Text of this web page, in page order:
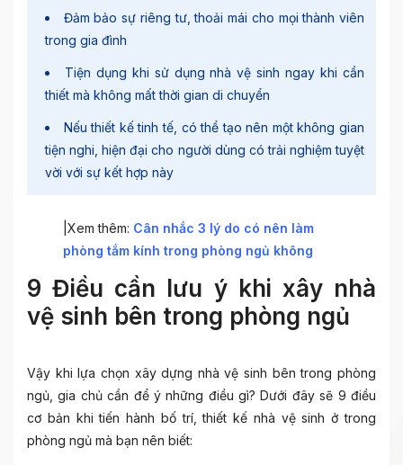
Đảm bảo sự riêng tư, thoải mái cho mọi thành viên
trong gia đình
Tiện dụng khi sử dụng nhà vệ sinh ngay khi cần
thiết mà không mất thời gian di chuyển
Nếu thiết kế tinh tế, có thể tạo nên một không gian
tiện nghi, hiện đại cho người dùng có trải nghiệm tuyệt
vời với sự kết hợp này
|Xem thêm: Cân nhắc 3 lý do có nên làm
phòng tắm kính trong phòng ngủ không
9 Điều cần lưu ý khi xây nhà
vệ sinh bên trong phòng ngủ
Vậy khi lựa chọn xây dựng nhà vệ sinh bên trong phòng
ngủ, gia chủ cần để ý những điều gì? Dưới đây sẽ 9 điều
cơ bản khi tiến hành bố trí, thiết kế nhà vệ sinh ở trong
phòng ngủ mà bạn nên biết: